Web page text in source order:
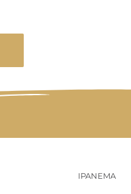
IPANEMA